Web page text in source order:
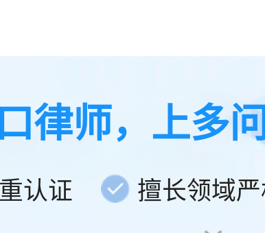
律师，上多
认证 擅长领域